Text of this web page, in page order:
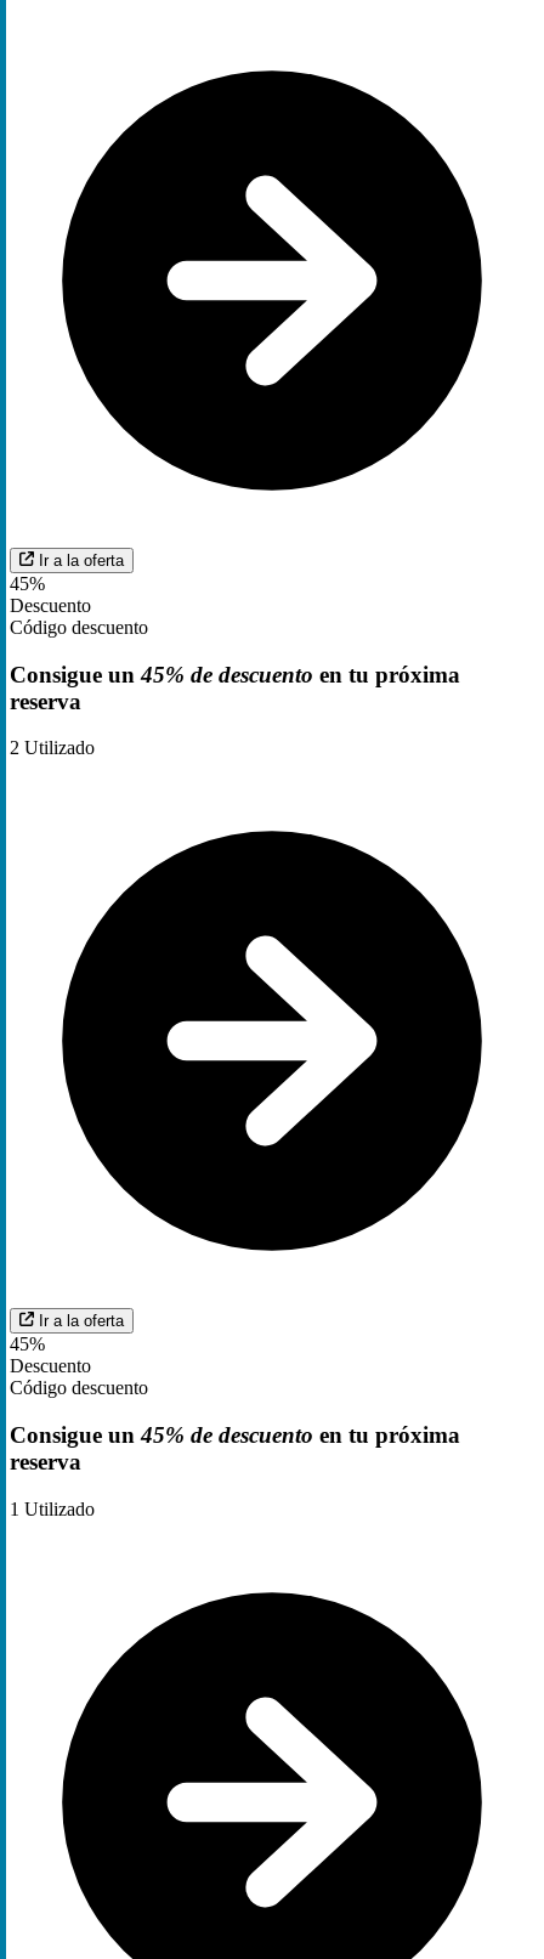
Ir a la oferta
45%
Descuento
Código descuento
Consigue un45% de descuento en tu próxima
reserva
2 Utilizado
Ir a la oferta
45%
Descuento
Código descuento
Consigue un45% de descuento en tu próxima
reserva
1 Utilizado